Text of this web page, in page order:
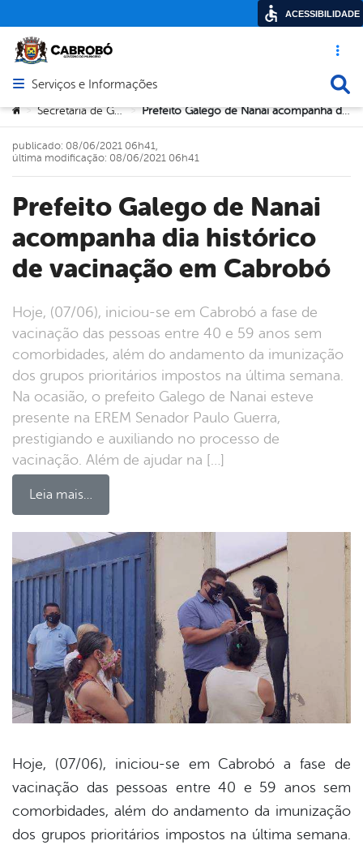
Acesso
Abrir menu principal de navegação
Serviços e Informações
Você está aqui:
> Secretaria de Governo > Prefeito Galego de Nanai acompanha dia histórico de vacinação em Cabrobó
Prefeito Galego de Nanai
acompanha dia histórico
de vacinação em Cabrobó
Hoje, (07/06), iniciou-se em Cabrobó a fase de
vacinação das pessoas entre 40 e 59 anos sem
comorbidades, além do andamento da imunização
dos grupos prioritários impostos na última semana.
Na ocasião, o prefeito Galego de Nanai esteve
presente na EREM Senador Paulo Guerra,
prestigiando e auxiliando no processo de
vacinação. Além de ajudar na […]
Leia mais…
publicado: 08/06/2021 06h41,
última modificação: 08/06/2021 06h41
Hoje, (07/06), iniciou-se em Cabrobó a fase de
vacinação das pessoas entre 40 e 59 anos sem
comorbidades, além do andamento da imunização
dos grupos prioritários impostos na última semana.
ACESSIBILIDADE